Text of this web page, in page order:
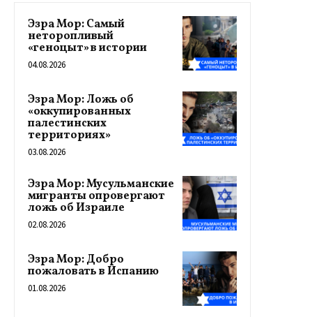
Эзра Мор: Самый
неторопливый
«геноцыт» в истории
04.08.2026
Эзра Мор: Ложь об
«оккупированных
палестинских
территориях»
03.08.2026
Эзра Мор: Мусульманские
мигранты опровергают
ложь об Израиле
02.08.2026
Эзра Мор: Добро
пожаловать в Испанию
01.08.2026